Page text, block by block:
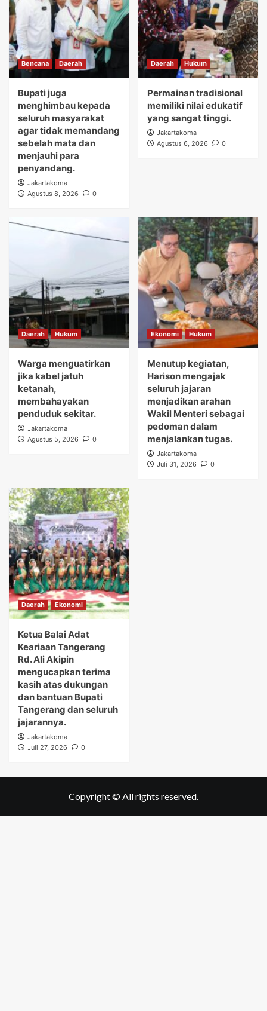
Bencana Daerah
Bupati juga
menghimbau kepada
seluruh masyarakat
agar tidak memandang
sebelah mata dan
menjauhi para
penyandang.
Jakartakoma
Agustus 8, 2026
0
Daerah Hukum
Permainan tradisional
memiliki nilai edukatif
yang sangat tinggi.
Jakartakoma
Agustus 6, 2026
0
Daerah Hukum
Warga menguatirkan
jika kabel jatuh
ketanah,
membahayakan
penduduk sekitar.
Jakartakoma
Agustus 5, 2026
0
Ekonomi Hukum
Menutup kegiatan,
Harison mengajak
seluruh jajaran
menjadikan arahan
Wakil Menteri sebagai
pedoman dalam
menjalankan tugas.
Jakartakoma
Juli 31, 2026
0
Daerah Ekonomi
Ketua Balai Adat
Keariaan Tangerang
Rd. Ali Akipin
mengucapkan terima
kasih atas dukungan
dan bantuan Bupati
Tangerang dan seluruh
jajarannya.
Jakartakoma
Juli 27, 2026
0
Copyright © All rights reserved.